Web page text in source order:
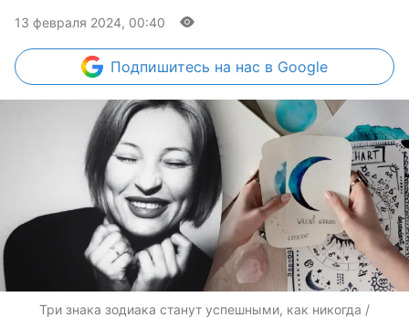
13 февраля 2024, 00:40
Подпишитесь на нас в Google
Три знака зодиака станут успешными, как никогда /